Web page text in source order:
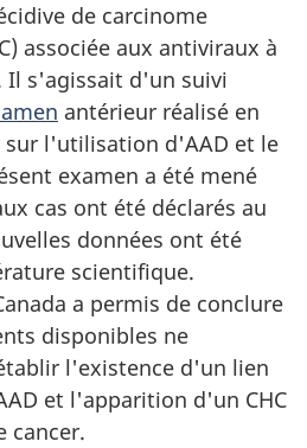
de carcinome
associée aux antiviraux à
Il s'agissait d'un suivi
antérieur réalisé en
sur l'utilisation d'AAD et le
examen a été mené
cas ont été déclarés au
données ont été
scientifique.
a permis de conclure
disponibles ne
l'existence d'un lien
et l'apparition d'un CHC
cancer.